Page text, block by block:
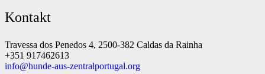
Kontakt
Travessa dos Penedos 4, 2500-382 Caldas da Rainha
+351 917462613
info@hunde-aus-zentralportugal.org